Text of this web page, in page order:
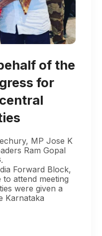
of the
for
MP Jose K
Ram Gopal
Forward Block,
attend meeting
were given a
Karnataka